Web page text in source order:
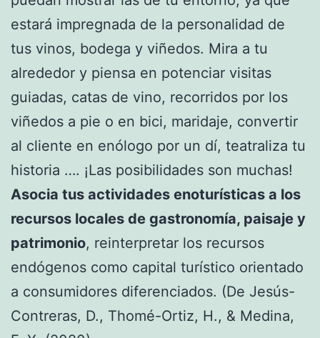
estará impregnada de la personalidad de
tus vinos, bodega y viñedos. Mira a tu
alrededor y piensa en potenciar visitas
guiadas, catas de vino, recorridos por los
viñedos a pie o en bici, maridaje, convertir
al cliente en enólogo por un dí, teatraliza tu
historia …. ¡Las posibilidades son muchas!
Asocia tus actividades enoturísticas a los
recursos locales de gastronomía, paisaje y
patrimonio, reinterpretar los recursos
endógenos como capital turístico orientado
a consumidores diferenciados. (De Jesús-
Contreras, D., Thomé-Ortiz, H., & Medina,